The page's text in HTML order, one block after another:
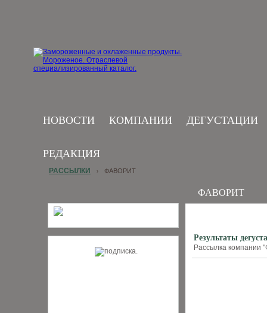
НОВОСТИ КОМПАНИИ ДЕГУСТАЦИИ
РЕДАКЦИЯ
РАССЫЛКИ › ФАВОРИТ
ФАВОРИТ
Результаты
Рассылка компании